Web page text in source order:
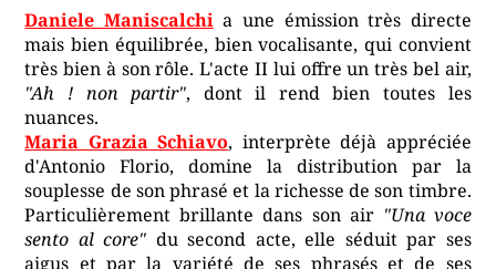
Daniele Maniscalchia une émission très directe
mais bien équilibrée, bien vocalisante, qui convient
très bien à son rôle. L'acte II lui offre un très bel air,
"Ah ! non partir", dont il rend bien toutes les
nuances.
Maria Grazia Schiavo, interprète déjà appréciée
d'Antonio Florio, domine la distribution par la
souplesse de son phrasé et la richesse de son timbre.
Particulièrement brillante dans son air "Una voce
sento al core" du second acte, elle séduit par ses
aigus et par la variété de ses phrasés et de ses